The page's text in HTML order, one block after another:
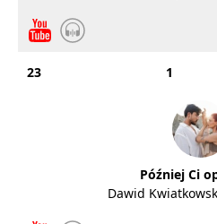
23 1
Później Ci
Dawid